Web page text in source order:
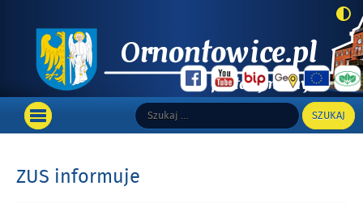
Portal informacyjny Gminy Ornontowice
Wyszukiwarka
Szukaj:
Top
MainOTWÓRZ
MENU
ZUS informuje